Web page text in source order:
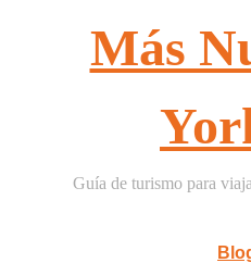
Más
Guía de turismo para